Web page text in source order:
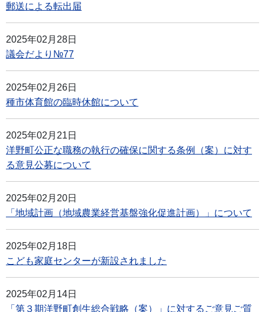
郵送による転出届
2025年02月28日
議会だより№77
2025年02月26日
種市体育館の臨時休館について
2025年02月21日
洋野町公正な職務の執行の確保に関する条例（案）に対す
る意見公募について
2025年02月20日
「地域計画（地域農業経営基盤強化促進計画）」について
2025年02月18日
こども家庭センターが新設されました
2025年02月14日
「第３期洋野町創生総合戦略（案）」に対するご意見ご質